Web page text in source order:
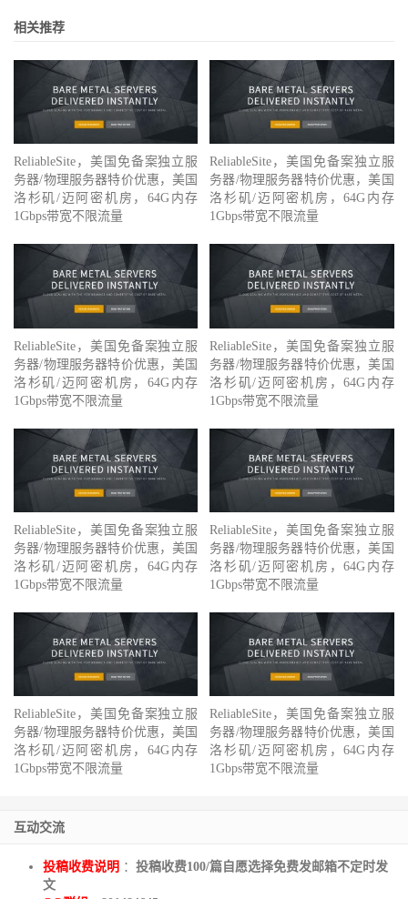
相关推荐
ReliableSite，美国免备案独立服
务器/物理服务器特价优惠，美国
洛杉矶/迈阿密机房，64G内存
1Gbps带宽不限流量
ReliableSite，美国免备案独立服
务器/物理服务器特价优惠，美国
洛杉矶/迈阿密机房，64G内存
1Gbps带宽不限流量
ReliableSite，美国免备案独立服
务器/物理服务器特价优惠，美国
洛杉矶/迈阿密机房，64G内存
1Gbps带宽不限流量
ReliableSite，美国免备案独立服
务器/物理服务器特价优惠，美国
洛杉矶/迈阿密机房，64G内存
1Gbps带宽不限流量
ReliableSite，美国免备案独立服
务器/物理服务器特价优惠，美国
洛杉矶/迈阿密机房，64G内存
1Gbps带宽不限流量
ReliableSite，美国免备案独立服
务器/物理服务器特价优惠，美国
洛杉矶/迈阿密机房，64G内存
1Gbps带宽不限流量
ReliableSite，美国免备案独立服
务器/物理服务器特价优惠，美国
洛杉矶/迈阿密机房，64G内存
1Gbps带宽不限流量
ReliableSite，美国免备案独立服
务器/物理服务器特价优惠，美国
洛杉矶/迈阿密机房，64G内存
1Gbps带宽不限流量
互动交流
投稿收费说明 ： 投稿收费100/篇自愿选择免费发邮箱不定时发
文